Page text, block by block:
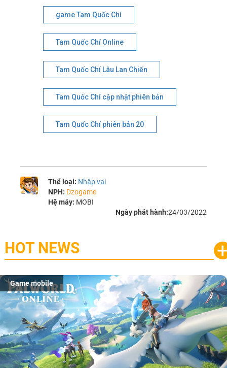
game Tam Quốc Chí
Tam Quốc Chí Online
Tam Quốc Chí Lâu Lan Chiến
Tam Quốc Chí cập nhật phiên bản
Tam Quốc Chí phiên bản 20
Thể loại: Nhập vai
NPH: Dzogame
Hệ máy: MOBI
Ngày phát hành:24/03/2022
HOT NEWS
Game mobile